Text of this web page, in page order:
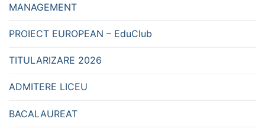
MANAGEMENT
PROIECT EUROPEAN – EduClub
TITULARIZARE 2026
ADMITERE LICEU
BACALAUREAT